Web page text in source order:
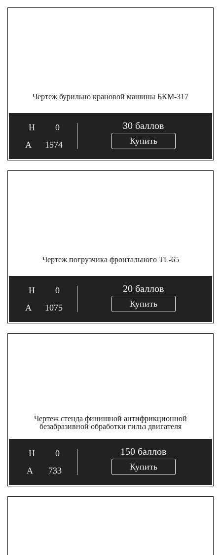
Чертеж бурильно крановой машины БКМ-317
0
1574
30 баллов
Купить
Чертеж погрузчика фронтального TL-65
0
1075
20 баллов
Купить
Чертеж стенда финишной антифрикционной
безабразивной обработки гильз двигателя
0
733
150 баллов
Купить